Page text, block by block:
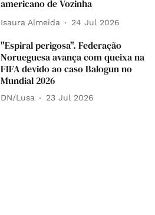
americano de Vozinha
Isaura Almeida 24 Jul 2026
"Espiral perigosa". Federação
Norueguesa avança com queixa na
FIFA devido ao caso Balogun no
Mundial 2026
DN/Lusa 23 Jul 2026